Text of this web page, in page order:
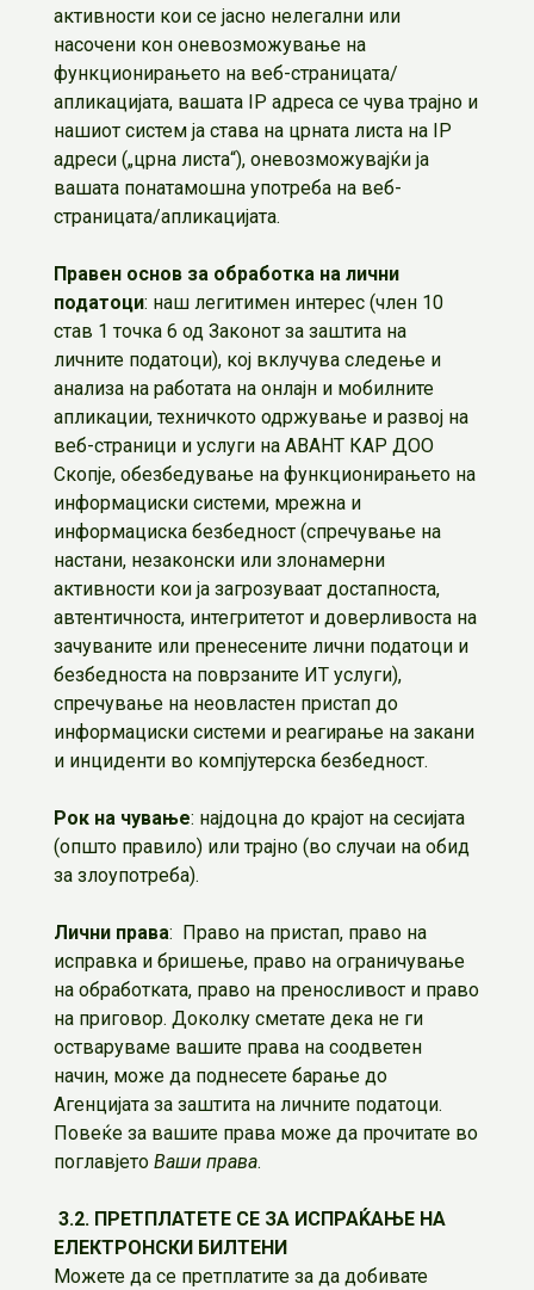
активности кои се јасно нелегални или
насочени кон оневозможување на
функционирањето на веб-страницата/
апликацијата, вашата IP адреса се чува трајно и
нашиот систем ја става на црната листа на IP
адреси („црна листа“), оневозможувајќи ја
вашата понатамошна употреба на веб-
страницата/апликацијата.
Правен основ за обработка на лични
податоци: наш легитимен интерес (член 10
став 1 точка 6 од Законот за заштита на
личните податоци), кој вклучува следење и
анализа на работата на онлајн и мобилните
апликации, техничкото одржување и развој на
веб-страници и услуги на АВАНТ КАР ДОО
Скопје, обезбедување на функционирањето на
информациски системи, мрежна и
информациска безбедност (спречување на
настани, незаконски или злонамерни
активности кои ја загрозуваат достапноста,
автентичноста, интегритетот и доверливоста на
зачуваните или пренесените лични податоци и
безбедноста на поврзаните ИТ услуги),
спречување на неовластен пристап до
информациски системи и реагирање на закани
и инциденти во компјутерска безбедност.
Рок на чување: најдоцна до крајот на сесијата
(општо правило) или трајно (во случаи на обид
за злоупотреба).
Лични права: Право на пристап, право на
исправка и бришење, право на ограничување
на обработката, право на преносливост и право
на приговор. Доколку сметате дека не ги
остваруваме вашите права на соодветен
начин, може да поднесете барање до
Агенцијата за заштита на личните податоци.
Повеќе за вашите права може да прочитате во
поглавјето Ваши права.
3.2. ПРЕТПЛАТЕТЕ СЕ ЗА ИСПРАЌАЊЕ НА
ЕЛЕКТРОНСКИ БИЛТЕНИ
Можете да се претплатите за да добивате